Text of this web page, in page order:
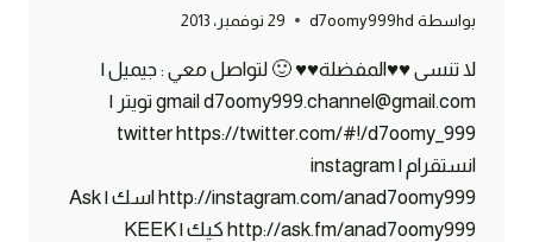
بواسطة d7oomy999hd 29 نوفمبر، 2013
لا تنسى ♥♥المفضلة♥♥ 🙂 لتواصل معي : جيميل |
gmail d7oomy999.channel@gmail.com تويتر |
twitter https://twitter.com/#!/d7oomy_999
انستقرام | instagram
http://instagram.com/anad7oomy999 اسك | Ask
http://ask.fm/anad7oomy999 كيك | KEEK